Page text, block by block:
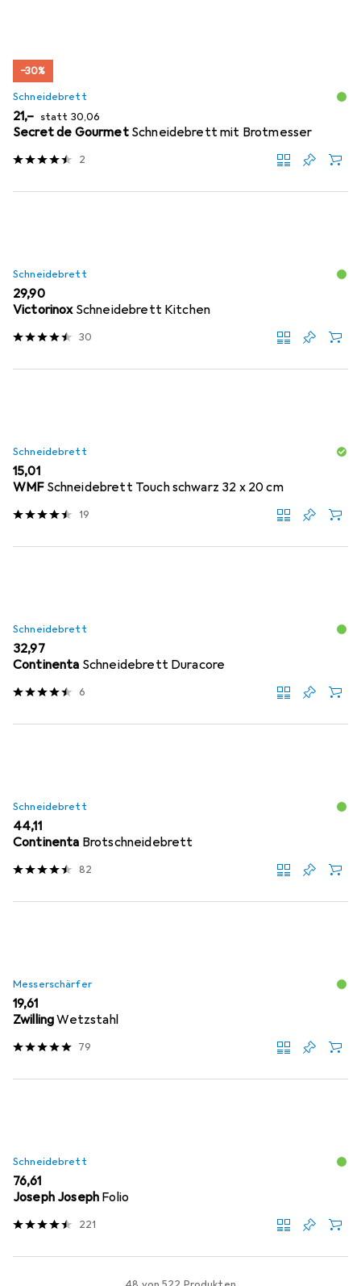
−30%
Schneidebrett
EUR
21,– statt EUR
30,06
Secret de Gourmet Schneidebrett mit Brotmesser
2
Schneidebrett
EUR
29,90
Victorinox Schneidebrett Kitchen
30
Schneidebrett
EUR
15,01
WMF Schneidebrett Touch schwarz 32 x 20 cm
19
Schneidebrett
EUR
32,97
Continenta Schneidebrett Duracore
6
Schneidebrett
EUR
44,11
Continenta Brotschneidebrett
82
Messerschärfer
EUR
19,61
ZwillingWetzstahl
79
Schneidebrett
EUR
76,61
Joseph Joseph Folio
221